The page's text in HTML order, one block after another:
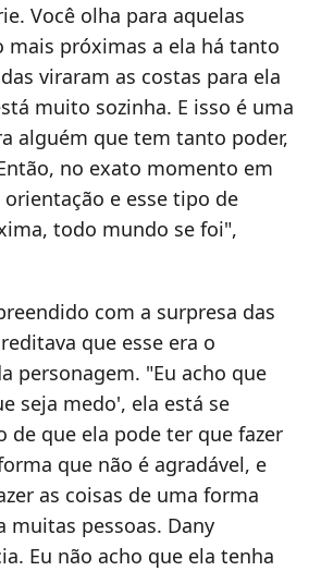
Você olha para aquelas
mais próximas a ela há tanto
viraram as costas para ela
muito sozinha. E isso é uma
alguém que tem tanto poder,
no exato momento em
e esse tipo de
todo mundo se foi",
com a surpresa das
que esse era o
personagem. "Eu acho que
seja medo', ela está se
de que ela pode ter que fazer
que não é agradável, e
as coisas de uma forma
muitas pessoas. Dany
Eu não acho que ela tenha